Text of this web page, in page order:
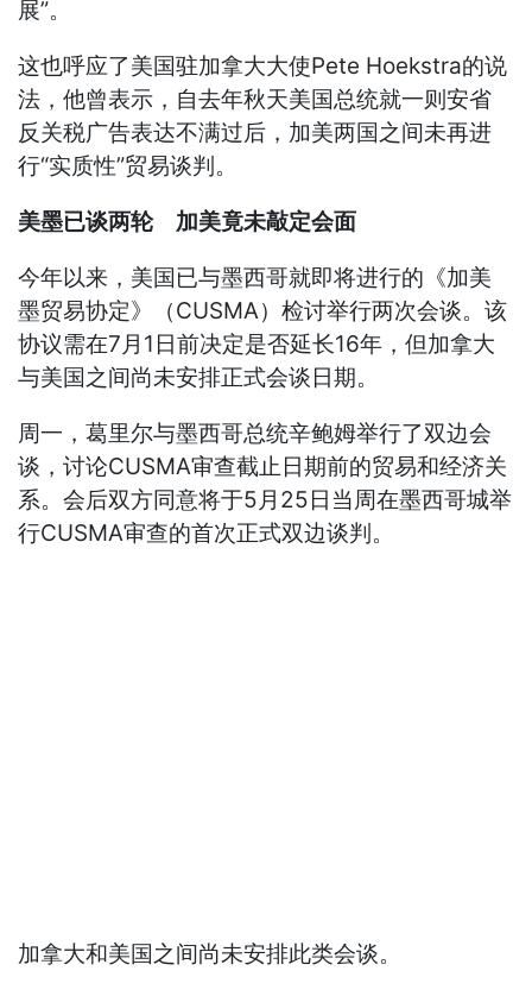
展”。
这也呼应了美国驻加拿大大使Pete Hoekstra的说
法，他曾表示，自去年秋天美国总统就一则安省
反关税广告表达不满过后，加美两国之间未再进
行“实质性”贸易谈判。
美墨已谈两轮 加美竟未敲定会面
今年以来，美国已与墨西哥就即将进行的《加美
墨贸易协定》（CUSMA）检讨举行两次会谈。该
协议需在7月1日前决定是否延长16年，但加拿大
与美国之间尚未安排正式会谈日期。
周一，葛里尔与墨西哥总统辛鲍姆举行了双边会
谈，讨论CUSMA审查截止日期前的贸易和经济关
系。会后双方同意将于5月25日当周在墨西哥城举
行CUSMA审查的首次正式双边谈判。
加拿大和美国之间尚未安排此类会谈。